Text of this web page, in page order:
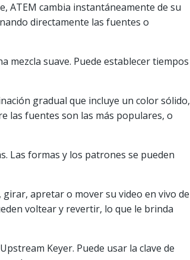
ATEM cambia instantáneamente de su
directamente las fuentes o
mezcla suave. Puede establecer tiempos
gradual que incluye un color sólido,
las fuentes son las más populares, o
Las formas y los patrones se pueden
apretar o mover su video en vivo de
voltear y revertir, lo que le brinda
Keyer. Puede usar la clave de